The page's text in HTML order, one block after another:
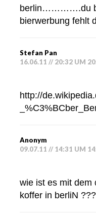
berlin………….du
bierwerbung fehlt
Stefan Pan
16.06.11 // 20:32 UM
http://
Anonym
09.07.11 // 14:31 UM
wie ist es mit dem
koffer in berliN ???